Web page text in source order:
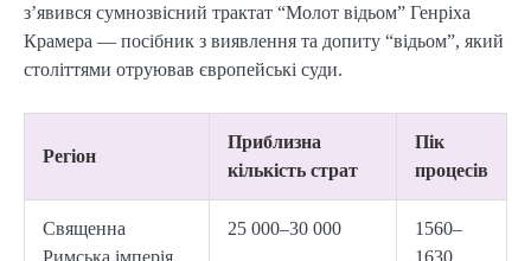
з’явився сумнозвісний трактат “Молот відьом” Генріха
Крамера — посібник з виявлення та допиту “відьом”, який
століттями отруював європейські суди.
Регіон
Приблизна
кількість страт
Пік
процесів
Священна
25 000–30 000
1560–